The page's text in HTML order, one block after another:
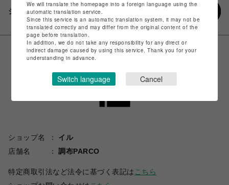
シェアする
ショップ名
イル
店舗名
調布PARCO
特定商取引法など法令に基づく表記は こちら
We will translate the homepage into a foreign language using the
automatic translation service.
Since this service is an automatic translation system, it may not be
translated correctly and may differ from the original content of the
page before translation.
In addition, we do not take any responsibility for any direct or
indirect damage caused by using this service. Thank you for your
understanding in advance.
Switch language Cancel